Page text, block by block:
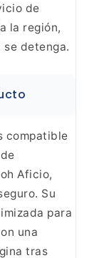
de
la región,
se detenga.
compatible
Aficio,
Su
para
una
tras